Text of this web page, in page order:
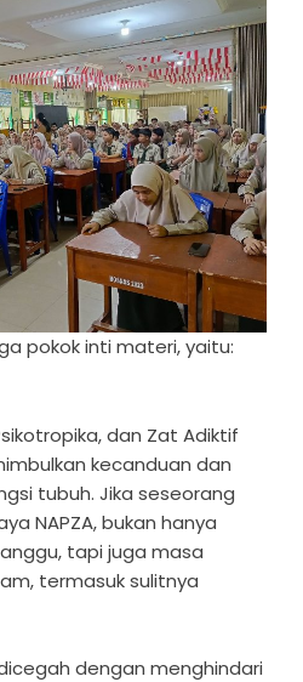
pokok inti materi, yaitu:
dan Zat Adiktif
kecanduan dan
tubuh. Jika seseorang
NAPZA, bukan hanya
tapi juga masa
termasuk sulitnya
dengan menghindari